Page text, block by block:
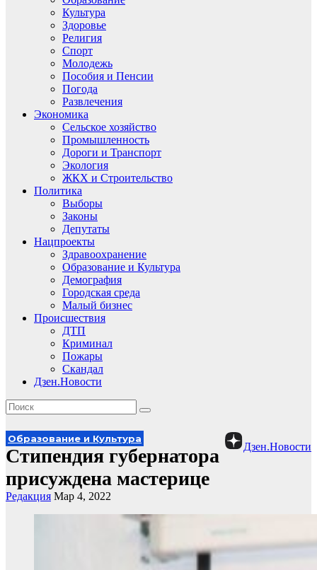
Культура
Здоровье
Религия
Спорт
Молодежь
Пособия и Пенсии
Погода
Развлечения
Экономика
Сельское хозяйство
Промышленность
Дороги и Транспорт
Экология
ЖКХ и Строительство
Политика
Выборы
Законы
Депутаты
Нацпроекты
Здравоохранение
Образование и Культура
Демография
Городская среда
Малый бизнес
Происшествия
ДТП
Криминал
Пожары
Скандал
Дзен.Новости
Дзен.Новости
Образование и Культура
Стипендия губернатора
присуждена мастерице
Редакция Мар 4, 2022